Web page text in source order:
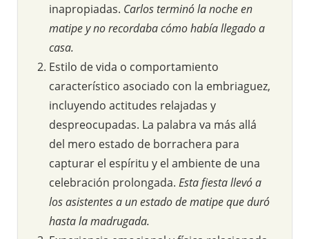
inapropiadas. Carlos terminó la noche en
matipe y no recordaba cómo había llegado a
casa.
Estilo de vida o comportamiento
característico asociado con la embriaguez,
incluyendo actitudes relajadas y
despreocupadas. La palabra va más allá
del mero estado de borrachera para
capturar el espíritu y el ambiente de una
celebración prolongada. Esta fiesta llevó a
los asistentes a un estado de matipe que duró
hasta la madrugada.